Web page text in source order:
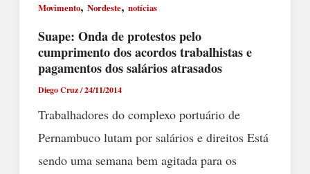
Movimento, Nordeste, notícias
Suape: Onda de protestos pelo
cumprimento dos acordos trabalhistas e
pagamentos dos salários atrasados
Diego Cruz/24/11/2014
Trabalhadores do complexo portuário de
Pernambuco lutam por salários e direitos Está
sendo uma semana bem agitada para os